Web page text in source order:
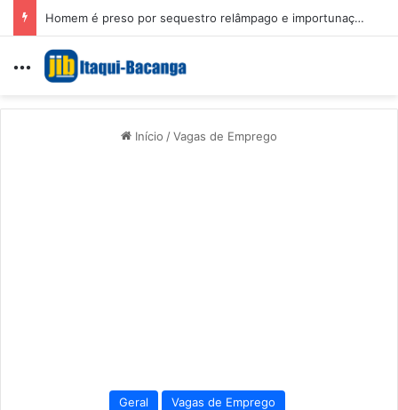
Homem é preso por sequestro relâmpago e importunação sexual em São Luís
Menu
Início /Vagas de Emprego
Geral Vagas de Emprego